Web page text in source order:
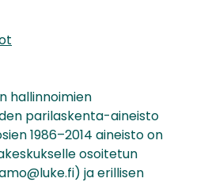
hallinnoimien
parilaskenta-aineisto
1986–2014 aineisto on
osoitetun
ja erillisen